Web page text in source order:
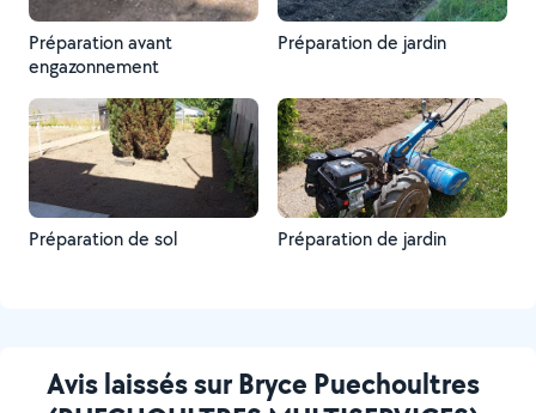
Préparation avant
engazonnement
Préparation de jardin
Préparation de sol Préparation de jardin
Avis laissés sur Bryce Puechoultres